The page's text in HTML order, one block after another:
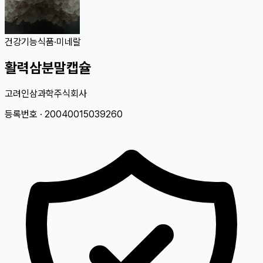
건강기능식품·미네랄
활력삼분말캡슐
고려인삼과학주식회사
등록번호 · 20040015039260